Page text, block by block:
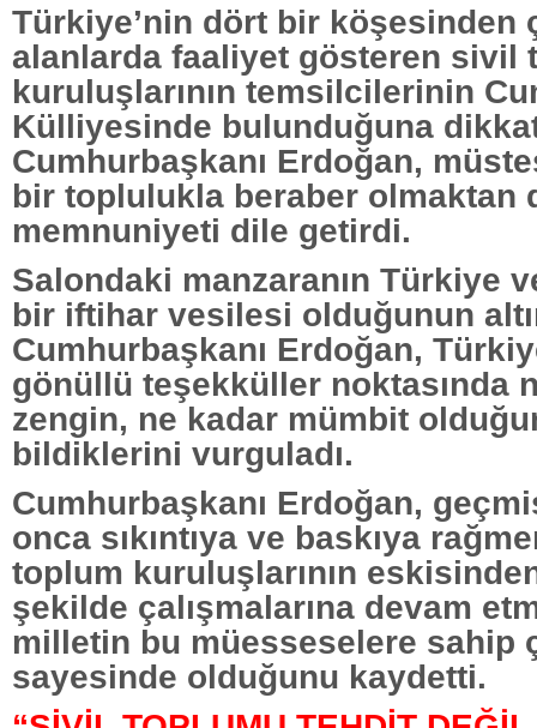
Türkiye’nin dört bir köşesinden
alanlarda faaliyet gösteren sivil
kuruluşlarının temsilcilerinin
Külliyesinde bulunduğuna
Cumhurbaşkanı Erdoğan,
bir toplulukla beraber olmaktan
memnuniyeti dile getirdi.
Salondaki manzaranın Türkiye
bir iftihar vesilesi olduğunun
Cumhurbaşkanı Erdoğan,
gönüllü teşekküller noktasında
zengin, ne kadar mümbit
bildiklerini vurguladı.
Cumhurbaşkanı Erdoğan,
onca sıkıntıya ve baskıya
toplum kuruluşlarının
şekilde çalışmalarına devam
milletin bu müesseselere sahip
sayesinde olduğunu kaydetti.